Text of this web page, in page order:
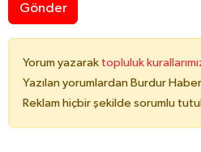
Gönder
Yorum yazarak topluluk
Yazılan yorumlardan Burdur
Reklam hiçbir şekilde sorumlu